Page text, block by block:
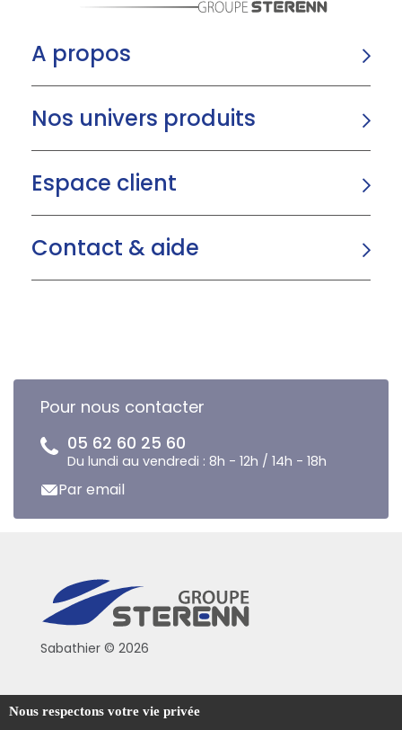
A propos
Nos univers produits
Espace client
Contact & aide
Pour nous contacter
05 62 60 25 60
Du lundi au vendredi : 8h - 12h / 14h - 18h
Par email
Sabathier © 2026
Politique de confidentialité
Nous respectons votre vie privée